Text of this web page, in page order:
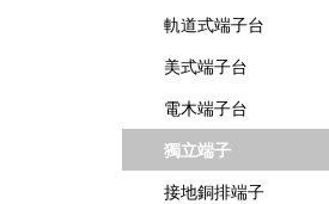
軌道式端子台
美式端子台
電木端子台
獨立端子
接地銅排端子